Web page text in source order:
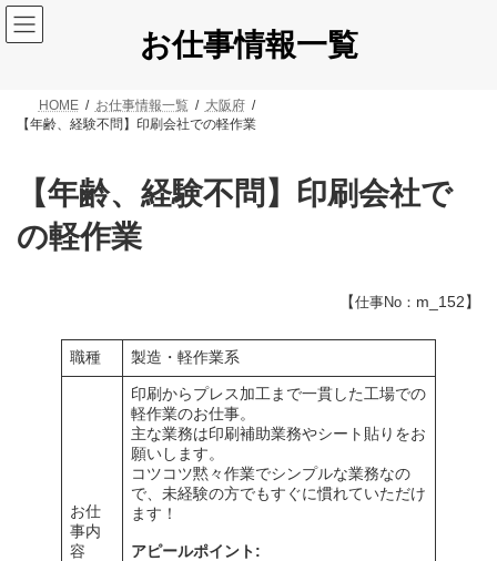
コ
ン
テ
ナ
ビ
ゲ
お仕事情報一覧
HOME お仕事情報一覧
大阪府
【年齢、経験不問】印刷会社での軽作業
【年齢、経験不問】印刷会社で
の軽作業
【仕事No： m_152】
職種 製造・軽作業系
お仕
事内
容
印刷からプレス加工まで一貫した工場での
軽作業のお仕事。
主な業務は印刷補助業務やシート貼りをお
願いします。
コツコツ黙々作業でシンプルな業務なの
で、未経験の方でもすぐに慣れていただけ
ます！
アピールポイント: